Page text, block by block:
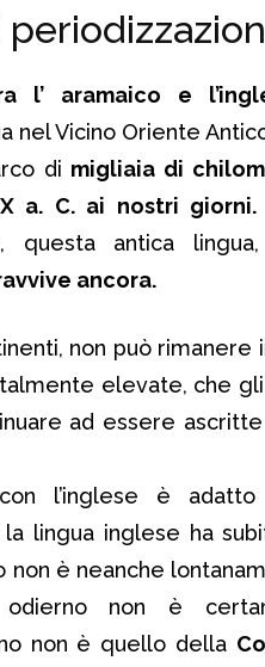
l’ aramaico e
nel Vicino Oriente
di migliaia di
a. C. ai nostri giorni.
antica
ancora.
non può rimanere
elevate, che
ad essere
l’inglese è adatto
lingua inglese ha
è neanche
odierno non è
non è quello della